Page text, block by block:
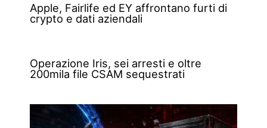
Apple, Fairlife ed EY affrontano furti di
crypto e dati aziendali
Operazione Iris, sei arresti e oltre
200mila file CSAM sequestrati